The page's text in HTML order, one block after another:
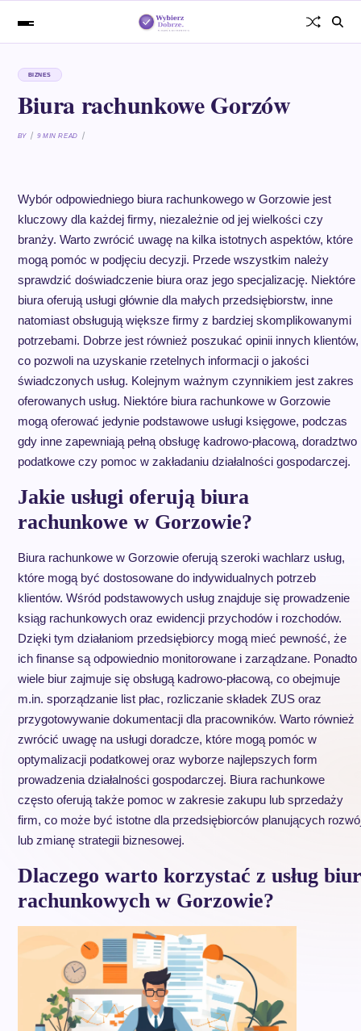
BIZNES
Biura rachunkowe Gorzów
BY 9 MIN READ
Wybór odpowiedniego biura rachunkowego w Gorzowie jest
kluczowy dla każdej firmy, niezależnie od jej wielkości czy
branży. Warto zwrócić uwagę na kilka istotnych aspektów, które
mogą pomóc w podjęciu decyzji. Przede wszystkim należy
sprawdzić doświadczenie biura oraz jego specjalizację. Niektóre
biura oferują usługi głównie dla małych przedsiębiorstw, inne
natomiast obsługują większe firmy z bardziej skomplikowanymi
potrzebami. Dobrze jest również poszukać opinii innych klientów,
co pozwoli na uzyskanie rzetelnych informacji o jakości
świadczonych usług. Kolejnym ważnym czynnikiem jest zakres
oferowanych usług. Niektóre biura rachunkowe w Gorzowie
mogą oferować jedynie podstawowe usługi księgowe, podczas
gdy inne zapewniają pełną obsługę kadrowo-płacową, doradztwo
podatkowe czy pomoc w zakładaniu działalności gospodarczej.
Jakie usługi oferują biura
rachunkowe w Gorzowie?
Biura rachunkowe w Gorzowie oferują szeroki wachlarz usług,
które mogą być dostosowane do indywidualnych potrzeb
klientów. Wśród podstawowych usług znajduje się prowadzenie
ksiąg rachunkowych oraz ewidencji przychodów i rozchodów.
Dzięki tym działaniom przedsiębiorcy mogą mieć pewność, że
ich finanse są odpowiednio monitorowane i zarządzane. Ponadto
wiele biur zajmuje się obsługą kadrowo-płacową, co obejmuje
m.in. sporządzanie list płac, rozliczanie składek ZUS oraz
przygotowywanie dokumentacji dla pracowników. Warto również
zwrócić uwagę na usługi doradcze, które mogą pomóc w
optymalizacji podatkowej oraz wyborze najlepszych form
prowadzenia działalności gospodarczej. Biura rachunkowe
często oferują także pomoc w zakresie zakupu lub sprzedaży
firm, co może być istotne dla przedsiębiorców planujących
lub zmianę strategii biznesowej.
Dlaczego warto korzystać z usług biur
rachunkowych w Gorzowie?